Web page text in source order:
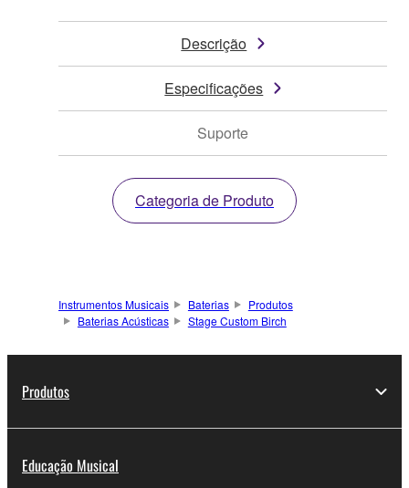
Descrição
Especificações
Suporte
Categoria de Produto
Instrumentos Musicais Baterias
Produtos
Baterias Acústicas
Stage Custom Birch
Produtos
Educação Musical